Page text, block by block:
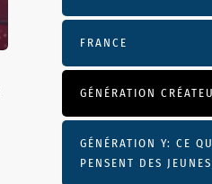
FRANCE
GÉNÉRATION
GÉNÉRATION Y: CE
PENSENT DES JEUNES